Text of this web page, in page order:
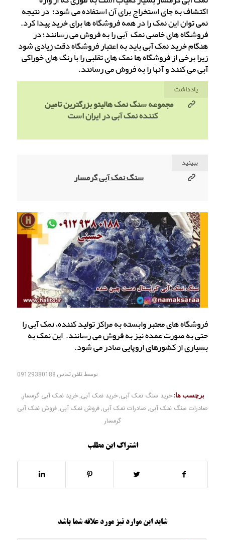
اکتشاف به جای استخراج برای آن استفاده می شود؛ در نتیجه
نمی ‌توان این نمک را در همه فروشگاه ها برای خرید پیدا کرد.
فروشگاه ‌های خاصی نمک آبی را به فروش می رسانند؛ در
هنگام خرید نمک آبی باید به اعتبار فروشگاه دقت زیادی شود
زیرا برخی از فروشگاه ها نمک های تقلبی را با رنگ‌ های خوراکی
آبی می کنند و آنها را به فروش می رسانند.
یادداشت
مجموعه سنگ نمک هالیتو بزرگترین تامین
کننده نمک آبی در ایران است
ببینید
سنگ نمک آبی گرمسار
فروشگاه های معتبر وابسته به مراکز تولید کننده، نمک آبی را
حتی به صورت عمده نیز به فروش می رسانند. این نمک به
بسیاری از کشورهای اروپایی صادر می شود.
توسطتلفن تماس 09129380188
برچسب ها: خرید سنگ نمک آبی,خرید نمک آبی,خرید نمک آبی گرمسار,
صادرات سنگ نمک آبی, صادرات نمک آبی, فروش نمک آبی, فروش نمک آبی
گرمسار
اشتراک این مطلب
شاید این موارد نیز مورد علاقه شما باشد